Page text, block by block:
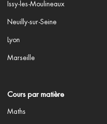
Issy-les-Moulineaux
Neuilly-sur-Seine
Lyon
Marseille
Cours par matière
Maths